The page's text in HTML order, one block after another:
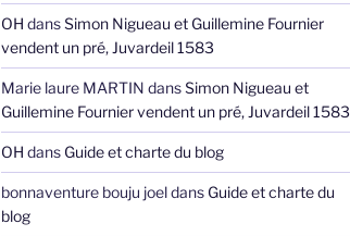
OH dansSimon Nigueau et Guillemine Fournier
vendent un pré, Juvardeil 1583
Marie laure MARTIN dansSimon Nigueau et
Guillemine Fournier vendent un pré, Juvardeil 1583
OH dans Guide et charte du blog
bonnaventure bouju joeldans Guide et charte du
blog